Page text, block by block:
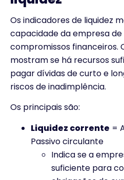
Os indicadores de liquidez
capacidade da empresa de
compromissos financeiros.
mostram se há recursos
pagar dívidas de curto e
riscos de inadimplência.
Os principais são:
Liquidez corrente =
Passivo circulante
Indica se a
suficiente para